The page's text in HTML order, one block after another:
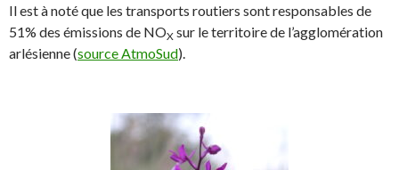
Il est à noté que les transports routiers sont responsables de
51% des émissions de NOX sur le territoire de l’agglomération
arlésienne (source AtmoSud).